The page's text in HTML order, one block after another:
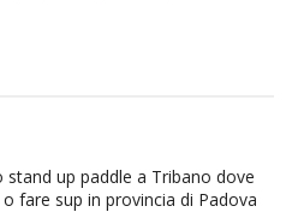
stand up paddle a Tribano dove
fare sup in provincia di Padova